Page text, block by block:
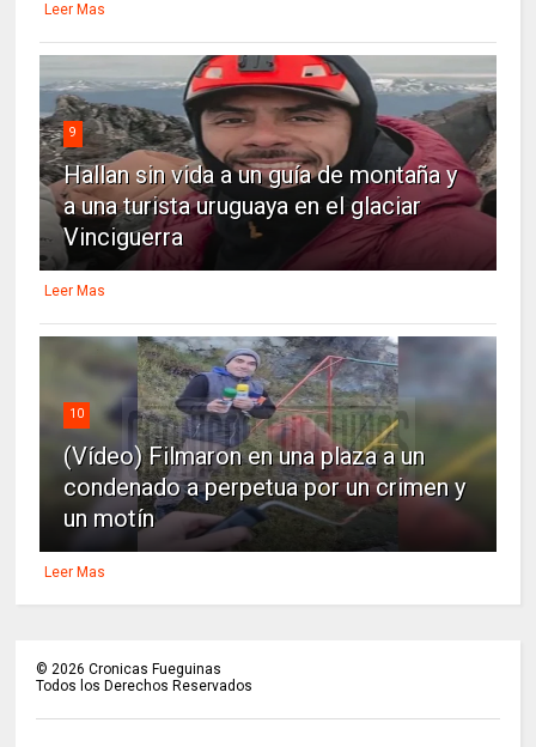
Leer Mas
9
Hallan sin vida a un guía de montaña y
a una turista uruguaya en el glaciar
Vinciguerra
Leer Mas
10
(Vídeo) Filmaron en una plaza a un
condenado a perpetua por un crimen y
un motín
Leer Mas
©2026 Cronicas Fueguinas
Todos los Derechos Reservados